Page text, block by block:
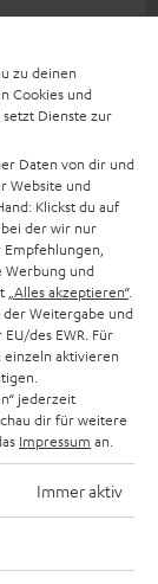
…“
Klang für
zu deinen
Cookies und
Dienste zur
Daten von dir und
Website und
Klickst du auf
der wir nur
Werbung und
„Alles akzeptieren“.
Weitergabe und
des EWR. Für
einzeln aktivieren
jederzeit
dir für weitere
Impressum an.
Immer aktiv